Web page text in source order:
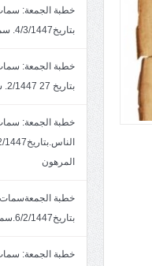
بتاريخ4/3/1447. سماحة الشيخ مصطفى المرهون
بتاريخ 27 2/1447. سماحة الشيخ مصطفى المرهون
المرهون
بتاريخ6/2/1447.سماحة الشيخ مصطفى المرهون